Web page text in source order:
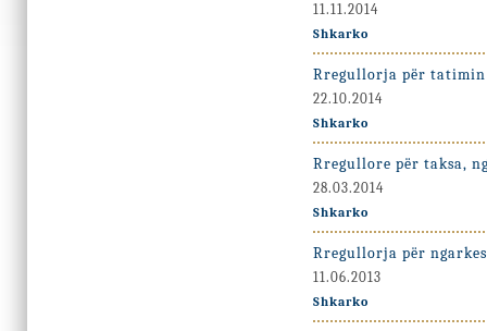
11.11.2014
Shkarko
Rregullorja për tatimin
22.10.2014
Shkarko
Rregullore për taksa,
28.03.2014
Shkarko
Rregullorja për
11.06.2013
Shkarko